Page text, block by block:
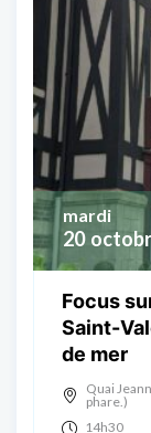
20
mardi
Focus
Saint-
de mer
Quai
phare.)
14h30